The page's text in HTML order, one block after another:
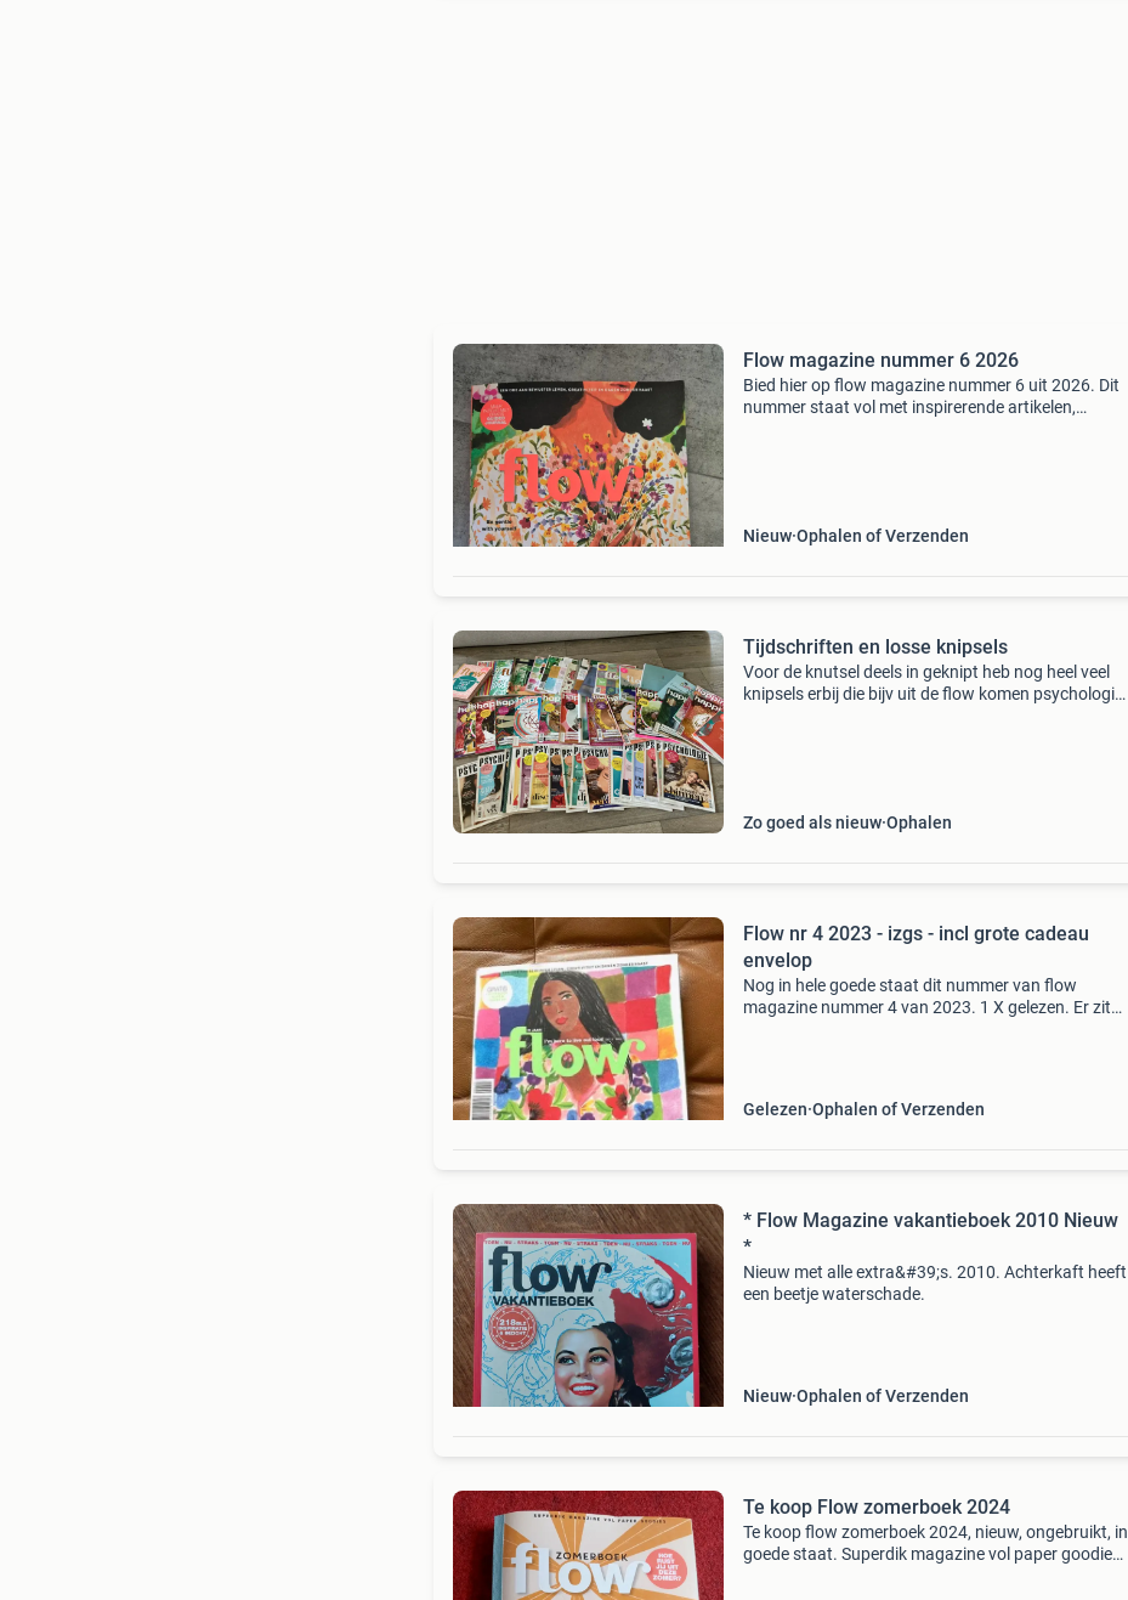
Flow magazine nummer 6 2026
Bied hier op flow magazine nummer 6 uit 2026. Dit
nummer staat vol met inspirerende artikelen,
Nieuw Ophalen of Verzenden
Tijdschriften en losse knipsels
Voor de knutsel deels in geknipt heb nog heel veel
knipsels erbij die bijv uit de flow komen psychologie
Zo goed als nieuw Ophalen
Flow nr 4 2023 - izgs - incl grote cadeau
envelop
Nog in hele goede staat dit nummer van flow
magazine nummer 4 van 2023. 1 X gelezen. Er zit
Gelezen Ophalen of Verzenden
* Flow Magazine vakantieboek 2010 Nieuw
*
Nieuw met alle extra&#39;s. 2010. Achterkaft heeft
een beetje waterschade.
Nieuw Ophalen of Verzenden
Te koop Flow zomerboek 2024
Te koop flow zomerboek 2024, nieuw, ongebruikt, in
goede staat. Superdik magazine vol paper goodies.